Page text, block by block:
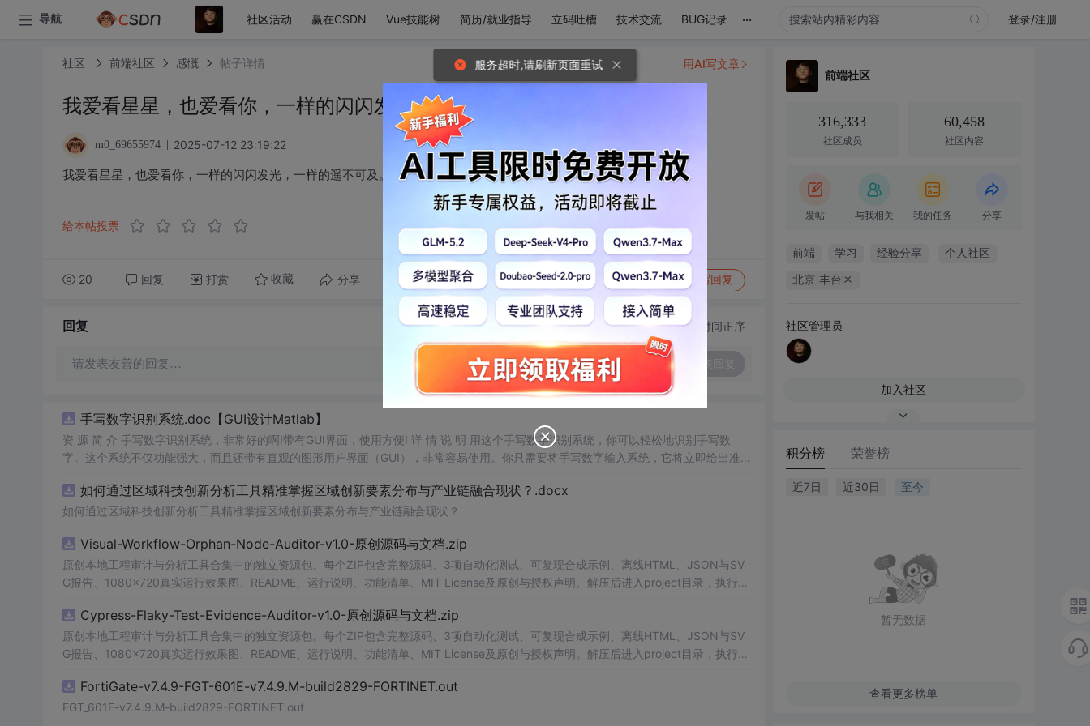
导航 社区活动 赢在CSDN Vue技能树 简历/就业指导 立码吐槽 技术交流 BUG记录 ... 登录/注册
社区 前端社区 感慨 帖子详情
我爱看星星，也爱看你，一样的闪闪发光，一样的遥不可及。
m0_69655974 2025-07-12 23:19:22
我爱看星星，也爱看你，一样的闪闪发光，一样的遥不可及。
给本帖投票
20 回复 打赏 收藏 分享 转发到动态 举报 写回复
用AI写文章
回复 切换为时间正序
请发表友善的回复…
手写数字识别系统.doc【GUI设计Matlab】
资 源 简 介 手写数字识别系统，非常好的啊!带有GUI界面，使用方便! 详 情 说 明 用这个手写数字识别系统，你可以轻松地识别手写数
字。这个系统不仅功能强大，而且还带有直观的图形用户界面（GUI），非常容易使用。你只需要将手写数字输入系统，它将立即给出准确
便和实用的工具，你一定会喜欢它的！
如何通过区域科技创新分析工具精准掌握区域创新要素分布与产业链融合现状？.docx
如何通过区域科技创新分析工具精准掌握区域创新要素分布与产业链融合现状？
Visual-Workflow-Orphan-Node-Auditor-v1.0-原创源码与文档.zip
原创本地工程审计与分析工具合集中的独立资源包。每个ZIP包含完整源码、3项自动化测试、可复现合成示例、离线HTML、JSON与SV
G报告、1080×720真实运行效果图、README、运行说明、功能清单、MIT License及原创与授权声明。解压后进入project目录，执行np
源码、Logo、官方截图、论文、生产日志或其他受限素材。适合前端开发、AI应用工程、测试审计和课程实践。
Cypress-Flaky-Test-Evidence-Auditor-v1.0-原创源码与文档.zip
原创本地工程审计与分析工具合集中的独立资源包。每个ZIP包含完整源码、3项自动化测试、可复现合成示例、离线HTML、JSON与SV
G报告、1080×720真实运行效果图、README、运行说明、功能清单、MIT License及原创与授权声明。解压后进入project目录，执行np
源码、Logo、官方截图、论文、生产日志或其他受限素材。适合前端开发、AI应用工程、测试审计和课程实践。
FortiGate-v7.4.9-FGT-601E-v7.4.9.M-build2829-FORTINET.out
FGT_601E-v7.4.9.M-build2829-FORTINET.out
前端社区
316,333
社区成员
60,458
社区内容
发帖 与我相关 我的任务 分享
前端 学习 经验分享 个人社区
北京·丰台区
社区管理员
加入社区
积分榜 荣誉榜
近7日 近30日 至今
暂无数据
查看更多榜单
服务超时,请刷新页面重试